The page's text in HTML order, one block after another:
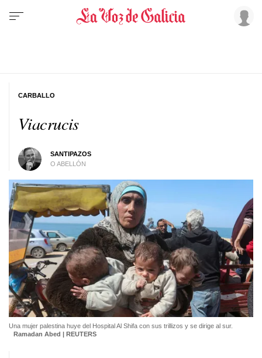
Viacrucis
SANTIPAZOS
O ABELLÓN
CARBALLO
Una mujer palestina huye del Hospital Al Shifa con sus trillizos y se dirige al sur.
Ramadan Abed | REUTERS